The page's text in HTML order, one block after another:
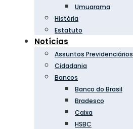
Umuarama
História
Estatuto
Notícias
Assuntos Previdenciários
Cidadania
Bancos
Banco do Brasil
Bradesco
Caixa
HSBC